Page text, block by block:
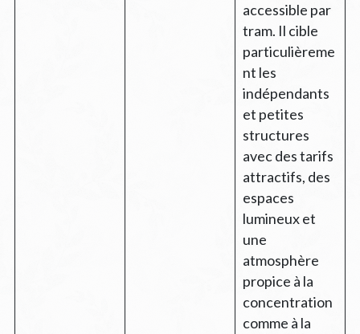
accessible par
tram. Il cible
particulièreme
nt les
indépendants
et petites
structures
avec des tarifs
attractifs, des
espaces
lumineux et
une
atmosphère
propice à la
concentration
comme à la